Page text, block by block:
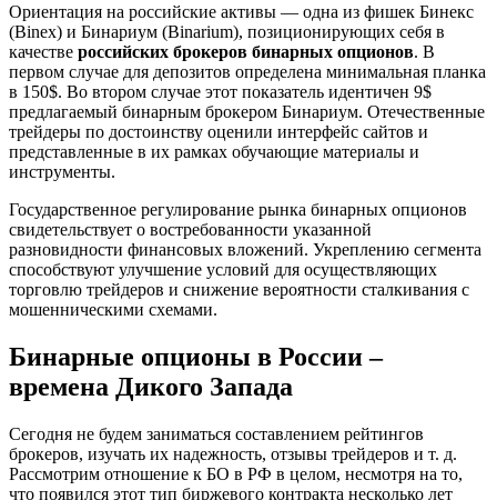
Ориентация на российские активы — одна из фишек Бинекс
(Binex) и Бинариум (Binarium), позиционирующих себя в
качестве российских брокеров бинарных опционов. В
первом случае для депозитов определена минимальная планка
в 150$. Во втором случае этот показатель идентичен 9$
предлагаемый бинарным брокером Бинариум. Отечественные
трейдеры по достоинству оценили интерфейс сайтов и
представленные в их рамках обучающие материалы и
инструменты.
Государственное регулирование рынка бинарных опционов
свидетельствует о востребованности указанной
разновидности финансовых вложений. Укреплению сегмента
способствуют улучшение условий для осуществляющих
торговлю трейдеров и снижение вероятности сталкивания с
мошенническими схемами.
Бинарные опционы в России –
времена Дикого Запада
Сегодня не будем заниматься составлением рейтингов
брокеров, изучать их надежность, отзывы трейдеров и т. д.
Рассмотрим отношение к БО в РФ в целом, несмотря на то,
что появился этот тип биржевого контракта несколько лет